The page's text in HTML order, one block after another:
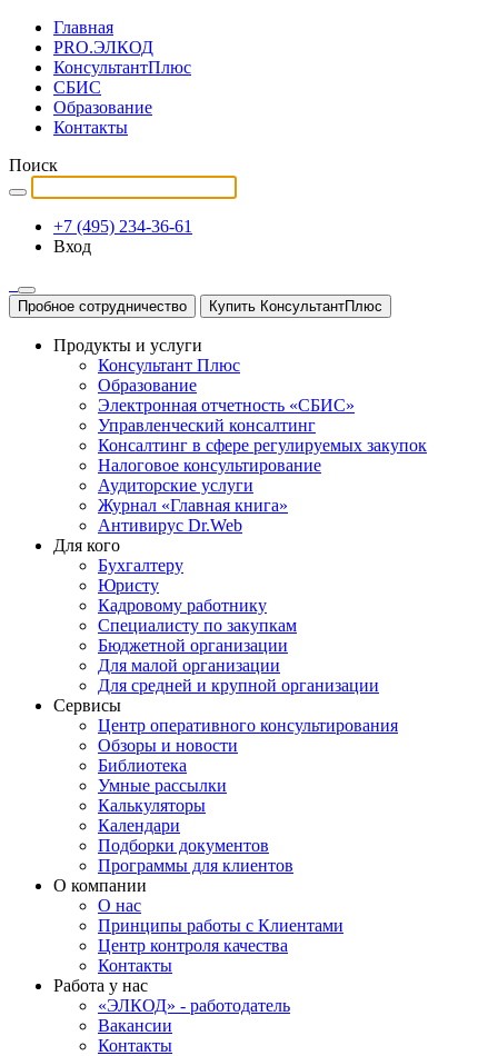
Главная
PRO.ЭЛКОД
КонсультантПлюс
СБИС
Образование
Контакты
Поиск
+7 (495) 234-36-61
Вход
Пробное сотрудничество Купить КонсультантПлюс
Продукты и услуги
Консультант Плюс
Образование
Электронная отчетность «СБИС»
Управленческий консалтинг
Консалтинг в сфере регулируемых закупок
Налоговое консультирование
Аудиторские услуги
Журнал «Главная книга»
Антивирус Dr.Web
Для кого
Бухгалтеру
Юристу
Кадровому работнику
Специалисту по закупкам
Бюджетной организации
Для малой организации
Для средней и крупной организации
Сервисы
Центр оперативного консультирования
Обзоры и новости
Библиотека
Умные рассылки
Калькуляторы
Календари
Подборки документов
Программы для клиентов
О компании
О нас
Принципы работы с Клиентами
Центр контроля качества
Контакты
Работа у нас
«ЭЛКОД» - работодатель
Вакансии
Контакты